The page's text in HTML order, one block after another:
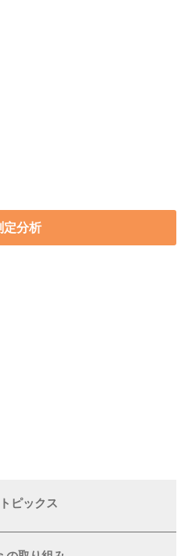
定分析
ピックス